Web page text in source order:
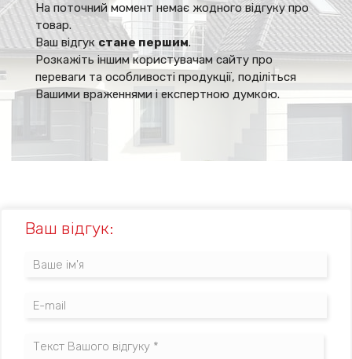
На поточний момент немає жодного відгуку про
товар.
Ваш відгук стане першим.
Розкажіть іншим користувачам сайту про
переваги та особливості продукції, поділіться
Вашими враженнями і експертною думкою.
Ваш відгук: